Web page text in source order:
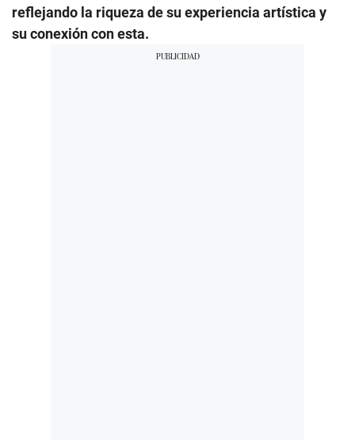
reflejando la riqueza de su experiencia artística y
su conexión con esta.